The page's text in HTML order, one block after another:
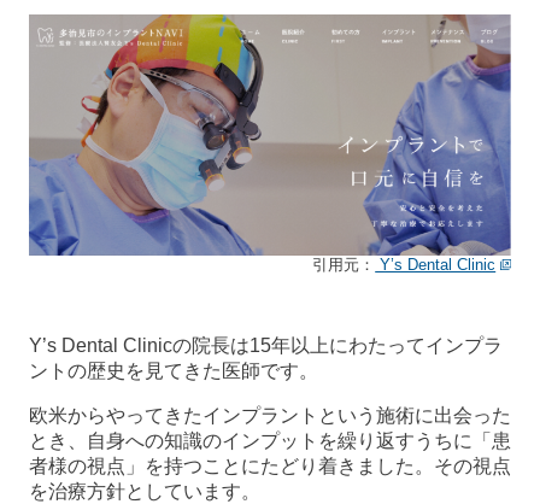
引用元： Y’s Dental Clinic
Y’s Dental Clinicの院長は15年以上にわたってインプラ
ントの歴史を見てきた医師です。
欧米からやってきたインプラントという施術に出会った
とき、自身への知識のインプットを繰り返すうちに「患
者様の視点」を持つことにたどり着きました。その視点
を治療方針としています。